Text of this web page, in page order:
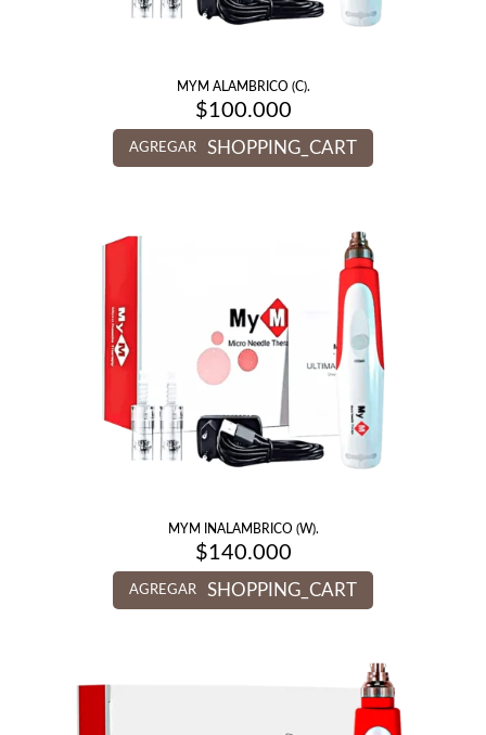
MYM ALAMBRICO (C).
$100.000
AGREGAR SHOPPING_CART
MYM INALAMBRICO (W).
$140.000
AGREGAR SHOPPING_CART